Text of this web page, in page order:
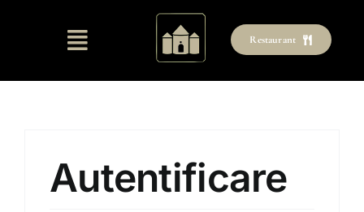
Restaurant
Autentificare